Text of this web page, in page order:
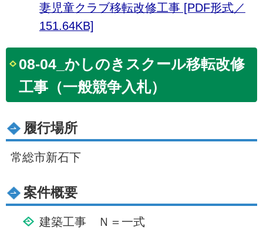
妻児童クラブ移転改修工事 [PDF形式／
151.64KB]
08-04_かしのきスクール移転改修
工事（一般競争入札）
履行場所
常総市新石下
案件概要
建築工事 Ｎ＝一式